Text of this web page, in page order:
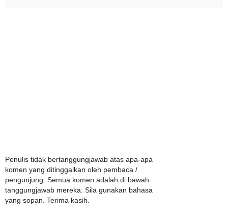
Penulis tidak bertanggungjawab atas apa-apa
komen yang ditinggalkan oleh pembaca /
pengunjung. Semua komen adalah di bawah
tanggungjawab mereka. Sila gunakan bahasa
yang sopan. Terima kasih.